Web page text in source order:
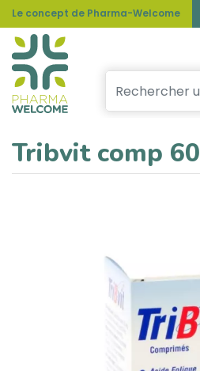
Le concept de Pharma-Welcome
Tribvit comp 60